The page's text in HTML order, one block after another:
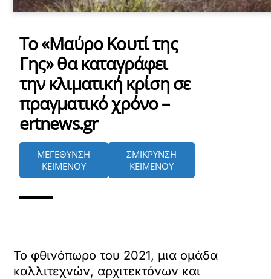
Το «Μαύρο Κουτί της
Γης» θα καταγράφει
την κλιματική κρίση σε
πραγματικό χρόνο –
ertnews.gr
ΜΕΓΕΘΥΝΣΗ
ΚΕΙΜΕΝΟΥ
ΣΜΙΚΡΥΝΣΗ
ΚΕΙΜΕΝΟΥ
Το φθινόπωρο του 2021, μια ομάδα
καλλιτεχνών, αρχιτεκτόνων και